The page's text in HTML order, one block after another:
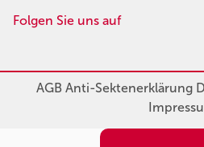
Folgen Sie uns auf
AGBAnti-Sektenerklärung